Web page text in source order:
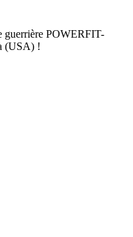
POWERFIT-
(USA) !